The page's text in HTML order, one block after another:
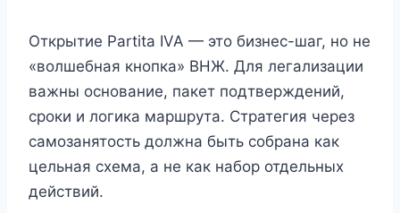
Открытие Partita IVA — это бизнес-шаг, но не
«волшебная кнопка» ВНЖ. Для легализации
важны основание, пакет подтверждений,
сроки и логика маршрута. Стратегия через
самозанятость должна быть собрана как
цельная схема, а не как набор отдельных
действий.